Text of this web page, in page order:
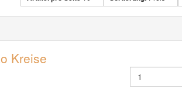
Kreise